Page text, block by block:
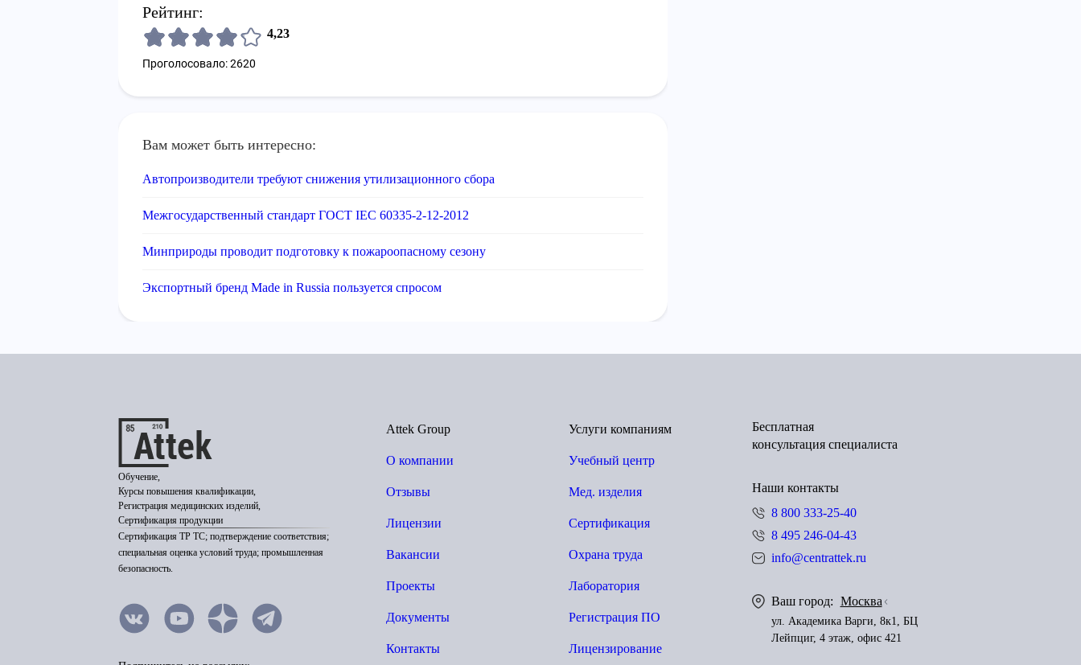
Рейтинг:
4,23
Проголосовало: 2620
Вам может быть интересно:
Автопроизводители требуют снижения утилизационного сбора
Межгосударственный стандарт ГОСТ IEC 60335-2-12-2012
Минприроды проводит подготовку к пожароопасному сезону
Экспортный бренд Made in Russia пользуется спросом
Обучение,
Курсы повышения квалификации,
Регистрация медицинских изделий,
Сертификация продукции
Сертификация ТР ТС; подтверждение соответствия;
специальная оценка условий труда; промышленная
безопасность.
Attek Group
О компании
Отзывы
Лицензии
Вакансии
Проекты
Документы
Контакты
Услуги компаниям
Учебный центр
Мед. изделия
Сертификация
Охрана труда
Лаборатория
Регистрация ПО
Лицензирование
Бесплатная
консультация специалиста
Наши контакты
8 800 333-25-40
8 495 246-04-43
info@centrattek.ru
Ваш город: Москва
ул. Академика Варги, 8к1, БЦ
Лейпциг, 4 этаж, офис 421